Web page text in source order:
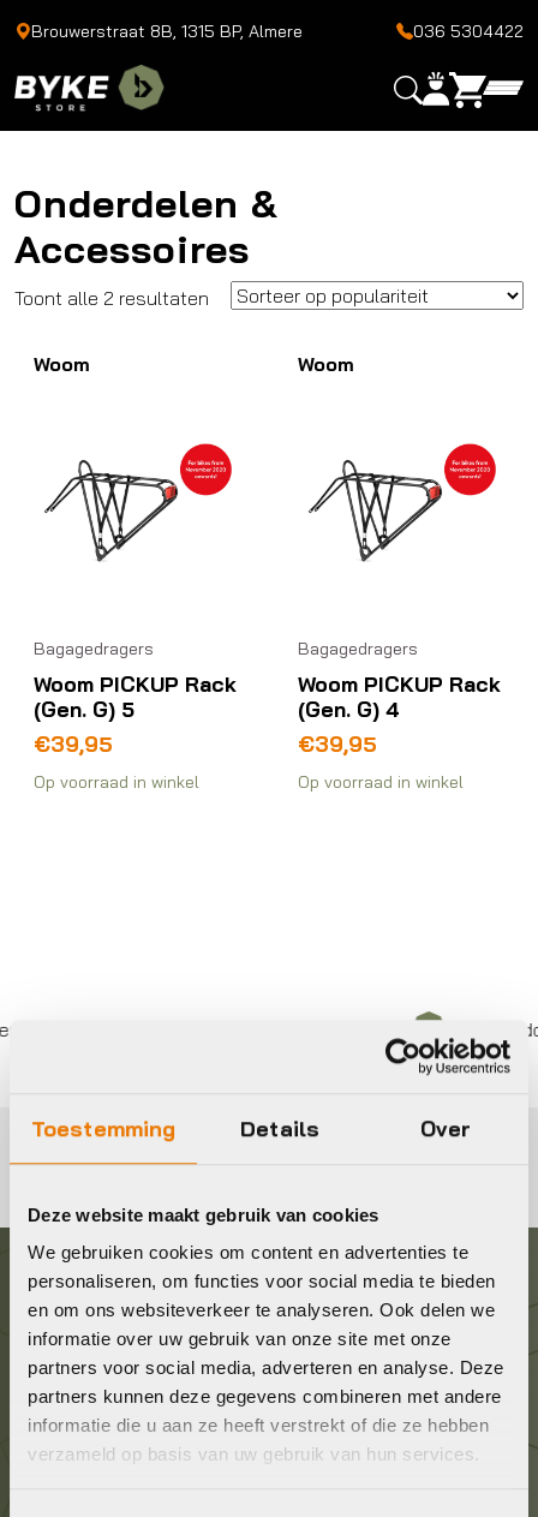
Toestemming Details Over
Deze website maakt gebruik van cookies
We gebruiken cookies om content en advertenties te
personaliseren, om functies voor social media te bieden
en om ons websiteverkeer te analyseren. Ook delen we
informatie over uw gebruik van onze site met onze
partners voor social media, adverteren en analyse. Deze
partners kunnen deze gegevens combineren met andere
informatie die u aan ze heeft verstrekt of die ze hebben
verzameld op basis van uw gebruik van hun services.
Brouwerstraat 8B, 1315 BP, Almere 036 5304422
Onderdelen &
Accessoires
Toont alle 2 resultaten Gesorteerd
populariteit
Woom
Bagagedragers
Woom PICKUP Rack
(Gen. G) 5
€39,95
Op voorraad in winkel
Woom
Bagagedragers
Woom PICKUP Rack
(Gen. G) 4
€39,95
Op voorraad in winkel
met gecertificeerd personeel Bezorgd door
Graag in contact komen?
Wij staan voor je klaar! Neem contact op via de
onderstaande gegevens.
Stuur ons een e-mail